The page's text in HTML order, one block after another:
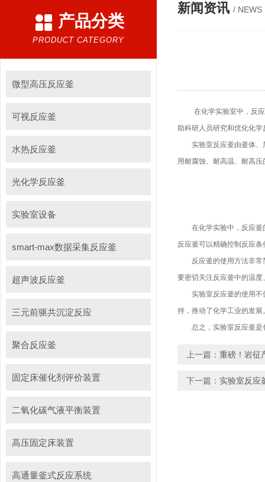
产品分类
PRODUCT CATEGORY
微型高压反应釜
可视反应釜
水热反应釜
光化学反应釜
实验室设备
smart-max数据采集反应釜
超声波反应釜
三元前驱共沉淀反应
聚合反应釜
固定床催化剂评价装置
二氧化碳气液平衡装置
高压固定床装置
高通量釜式反应系统
新闻资讯 / NEWS
在化学实验室中，反应
助科研人员研究和优化化
实验室反应釜由釜体、加
用耐腐蚀、耐高温、耐高
在化学实验中，反应釜的
反应釜可以精确控制反应
反应釜的使用方法非常简
要密切关注反应釜中的温
实验室反应釜的使用不仅
持，推动了化学工业的发展
总之，实验室反应釜是化
上一篇： 重磅！岩征
下一篇： 实验室反应